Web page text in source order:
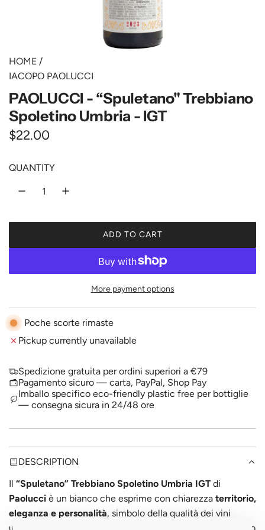
HOME /
IACOPO PAOLUCCI
PAOLUCCI - “Spuletano" Trebbiano
Spoletino Umbria - IGT
R
g
i
c
$22.00
QUANTITY
ADD TO CART
L
A
I
N
.
More payment options
Poche scorte rimaste
Pickup currently unavailable
Spedizione gratuita per ordini superiori a €79
Pagamento sicuro — carta, PayPal, Shop Pay
Imballo specifico eco-friendly plastic free per bottiglie
— consegna sicura in 24/48 ore
DESCRIPTION
Il “Spuletano” Trebbiano Spoletino Umbria IGTdi
Paolucci è un bianco che esprime con chiarezza territorio,
eleganza e personalità, simbolo della qualità dei vini